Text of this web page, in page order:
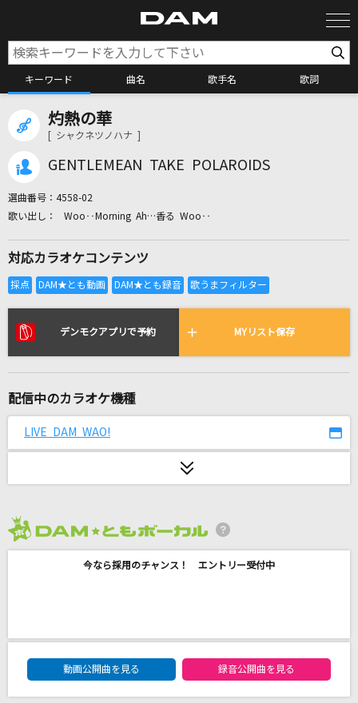
キーワード 曲名 歌手名 歌詞
全国りれき
リアルタイムで歌われている曲の一覧
ゆめうつつ
[生音]115万キロのフィルム
SWINGING
灼熱の華
[ シャクネツノハナ ]
GENTLEMEAN TAKE POLAROIDS
選曲番号： 4558-02
Woo‥Morning Ah…香る Woo‥
対応カラオケコンテンツ
デンモクアプリで予約 MYリスト保存
配信中のカラオケ機種
LIVE DAM WAO!
今なら採用のチャンス！ エントリー受付中
DAM★ともボーカルエントリーランキング
動画公開曲を見る
録音公開曲を見る